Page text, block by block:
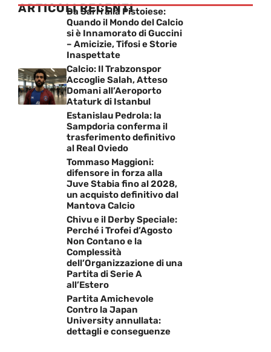
ARTICOLI RECENTI
Da Sarri alla Pistoiese:
Quando il Mondo del Calcio
si è Innamorato di Guccini
– Amicizie, Tifosi e Storie
Inaspettate
Calcio: Il Trabzonspor
Accoglie Salah, Atteso
Domani all’Aeroporto
Ataturk di Istanbul
Estanislau Pedrola: la
Sampdoria conferma il
trasferimento definitivo
al Real Oviedo
Tommaso Maggioni:
difensore in forza alla
Juve Stabia fino al 2028,
un acquisto definitivo dal
Mantova Calcio
Chivu e il Derby Speciale:
Perché i Trofei d’Agosto
Non Contano e la
Complessità
dell’Organizzazione di una
Partita di Serie A
all’Estero
Partita Amichevole
Contro la Japan
University annullata:
dettagli e conseguenze